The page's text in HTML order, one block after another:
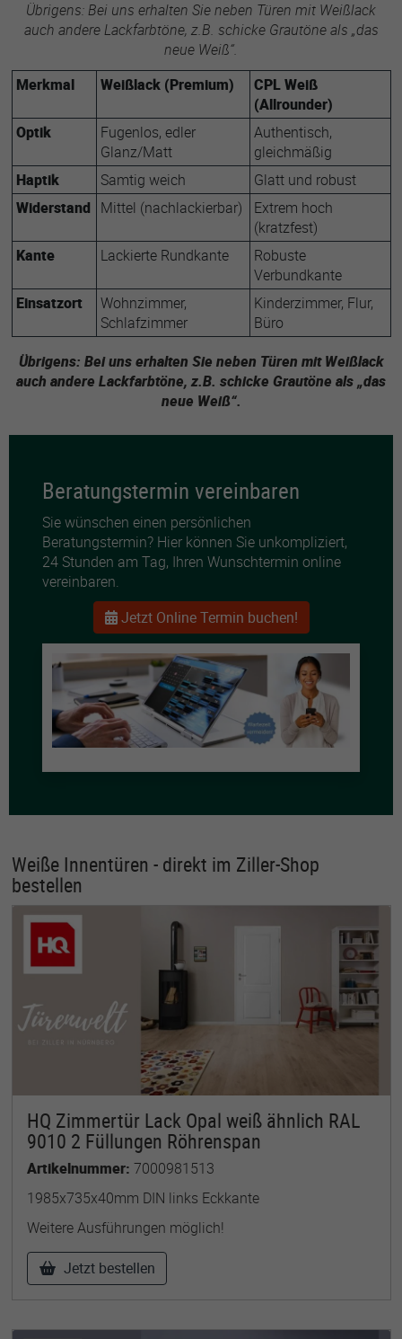
Übrigens: Bei uns erhalten Sie neben Türen mit Weißlack
auch andere Lackfarbtöne, z.B. schicke Grautöne als „das
neue Weiß“.
Merkmal
Weißlack (Premium)
CPL Weiß
(Allrounder)
Optik
Fugenlos, edler
Glanz/Matt
Authentisch,
gleichmäßig
Haptik
Samtig weich
Glatt und robust
Widerstand Mittel (nachlackierbar)
Extrem hoch
(kratzfest)
Kante
Lackierte Rundkante
Robuste
Verbundkante
Einsatzort
Wohnzimmer,
Schlafzimmer
Kinderzimmer, Flur,
Büro
Übrigens: Bei uns erhalten Sie neben Türen mit Weißlack
auch andere Lackfarbtöne, z.B. schicke Grautöne als „das
neue Weiß“.
Beratungstermin vereinbaren
Sie wünschen einen persönlichen
Beratungstermin? Hier können Sie unkompliziert,
24 Stunden am Tag, Ihren Wunschtermin online
vereinbaren.
Jetzt Online Termin buchen!
Weiße Innentüren - direkt im Ziller-Shop
bestellen
HQ Zimmertür Lack Opal weiß ähnlich RAL
9010 2 Füllungen Röhrenspan
Artikelnummer: 7000981513
1985x735x40mm DIN links Eckkante
Weitere Ausführungen möglich!
Jetzt bestellen